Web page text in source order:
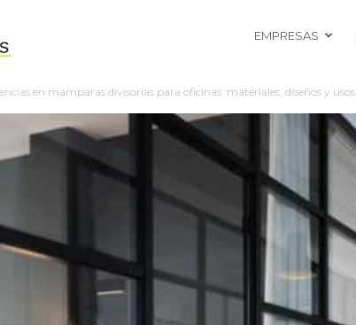
EMPRESAS
en mamparas divisorias para oficinas: materiales, diseños y usos